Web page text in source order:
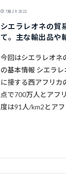
7月 29, 2022
シエラレオネの貿
て。主な輸出品や
今回はシエラレオネ
の基本情報 シエラ
に接する西アフリカ
点で700万人とアフ
度は91人/km2とア